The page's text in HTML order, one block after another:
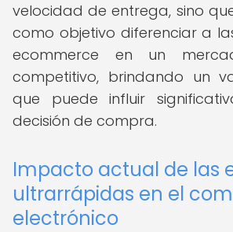
velocidad de entrega, sino
como objetivo diferenciar a
ecommerce en un
competitivo, brindando un
que puede influir
decisión de compra.
Impacto actual de las
ultrarrápidas en el
electrónico